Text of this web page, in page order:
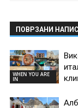
ПОВРЗАНИ
WHEN YOU ARE
IN